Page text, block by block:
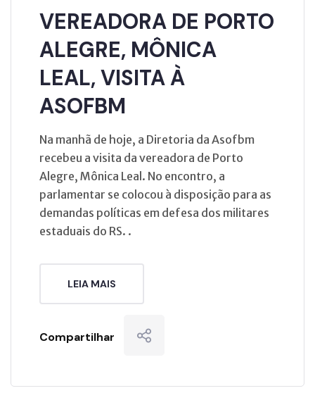
VEREADORA DE PORTO
ALEGRE, MÔNICA
LEAL, VISITA À
ASOFBM
Na manhã de hoje, a Diretoria da Asofbm
recebeu a visita da vereadora de Porto
Alegre, Mônica Leal. No encontro, a
parlamentar se colocou à disposição para as
demandas políticas em defesa dos militares
estaduais do RS. .
LEIA MAIS
Compartilhar